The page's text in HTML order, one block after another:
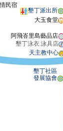
墾丁派出所
大玉食堂
阿飛峇里島藝品店
天主教中心
墾丁社區
發展協會
民宿
墾丁泳衣.泳具店